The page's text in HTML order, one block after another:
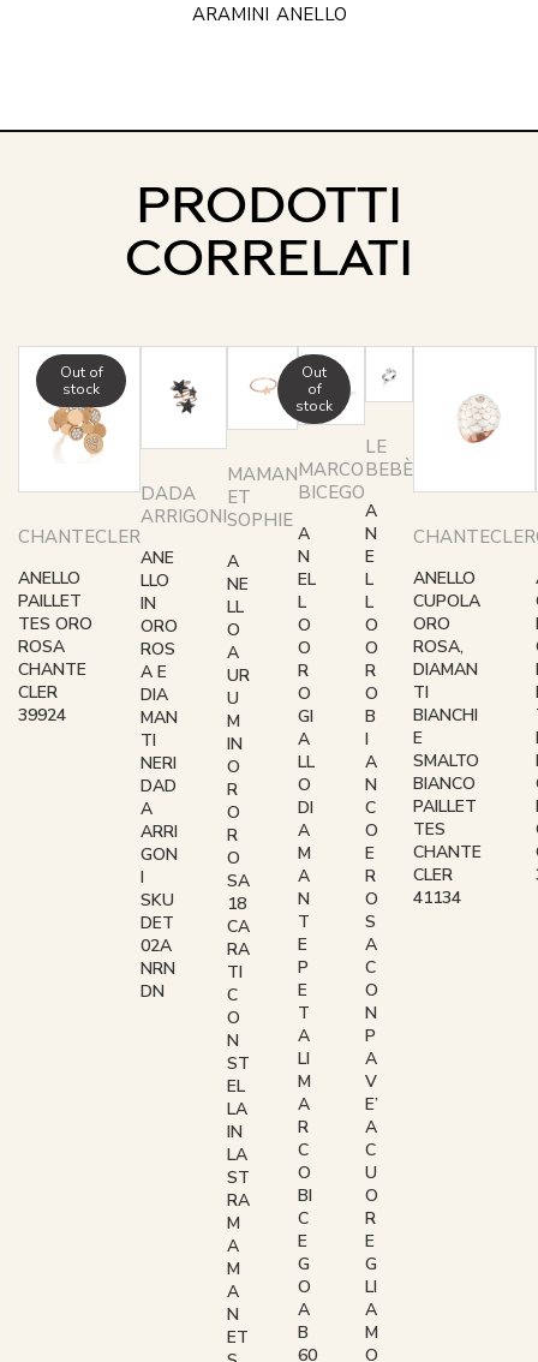
ARAMINI ANELLO
PRODOTTI
CORRELATI
CHANTECLER
Out of
stock
ANELLO
PAILLET
TES ORO
ROSA
CHANTE
CLER
39924
DADA
ARRIGONI
ANE
LLO
IN
ORO
ROS
A E
DIA
MAN
TI
NERI
DAD
A
ARRI
GON
I
SKU
DET
02A
NRN
DN
MAMAN
ET
SOPHIE
A
NE
LL
O
A
UR
U
M
IN
O
R
O
R
O
SA
18
CA
RA
TI
C
O
N
ST
EL
LA
IN
LA
ST
RA
M
A
M
A
N
ET
MARCO
BICEGO
Out
of
stock
A
N
EL
L
O
O
R
O
GI
A
LL
O
DI
A
M
A
N
T
E
P
E
T
A
LI
M
A
R
C
O
BI
C
E
G
O
A
B
60
LE
BEBÈ
A
N
E
L
L
O
O
R
O
B
I
A
N
C
O
E
R
O
S
A
C
O
N
P
A
V
E’
A
C
U
O
R
E
G
LI
A
M
O
CHANTECLER
ANELLO
CUPOLA
ORO
ROSA,
DIAMAN
TI
BIANCHI
E
SMALTO
BIANCO
PAILLET
TES
CHANTE
CLER
41134